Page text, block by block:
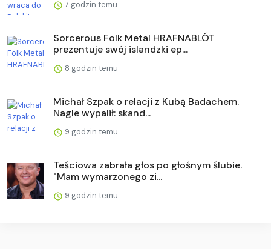
7 godzin temu
Sorcerous Folk Metal HRAFNABLÓT
prezentuje swój islandzki ep...
8 godzin temu
Michał Szpak o relacji z Kubą Badachem.
Nagle wypalił: skand...
9 godzin temu
Teściowa zabrała głos po głośnym ślubie.
"Mam wymarzonego zi...
9 godzin temu